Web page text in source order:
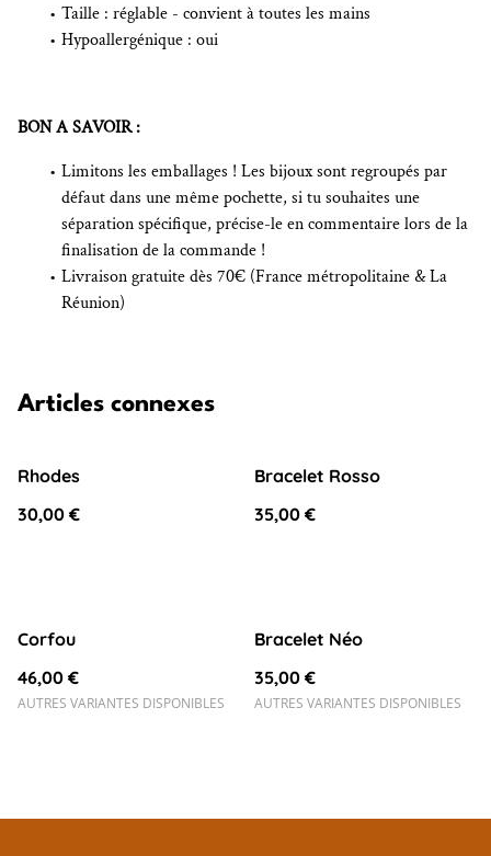
Taille : réglable - convient à toutes les mains
Hypoallergénique : oui
BON A SAVOIR :
Limitons les emballages ! Les bijoux sont regroupés par
défaut dans une même pochette, si tu souhaites une
séparation spécifique, précise-le en commentaire lors de la
finalisation de la commande !
Livraison gratuite dès 70€ (France métropolitaine & La
Réunion)
Articles connexes
Rhodes
30,00 €
Bracelet Rosso
35,00 €
Corfou
46,00 €
AUTRES VARIANTES DISPONIBLES
Bracelet Néo
35,00 €
AUTRES VARIANTES DISPONIBLES